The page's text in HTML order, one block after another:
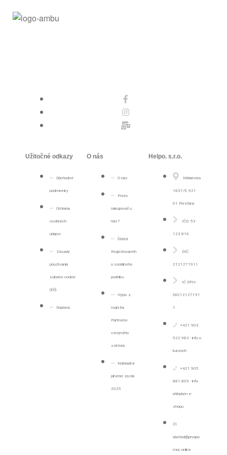
Užitočné odkazy
Obchodné
podmienky
Ochrana
osobných
údajov
Zásady
používania
súborov cookie
(EÚ)
Doprava
O nás
O nás
Prečo
nakupovať u
nás?
Štátút
Registrovanéh
o sociálneho
podniku
Výpis z
registra
Partnerov
verejného
sektora
Náhradné
plnenie za rok
2025
Helpo. s.r.o.
Nitrianska
1837/5, 921
01 Piešťany
IČO: 53
123 816
DIČ:
2121271911
IČ DPH:
SK212127191
1
+421 903
522 983 - info o
kurzoch
+421 905
881 809 - info
ohľadom e-
shopu
obchod@prvapo
moc.online